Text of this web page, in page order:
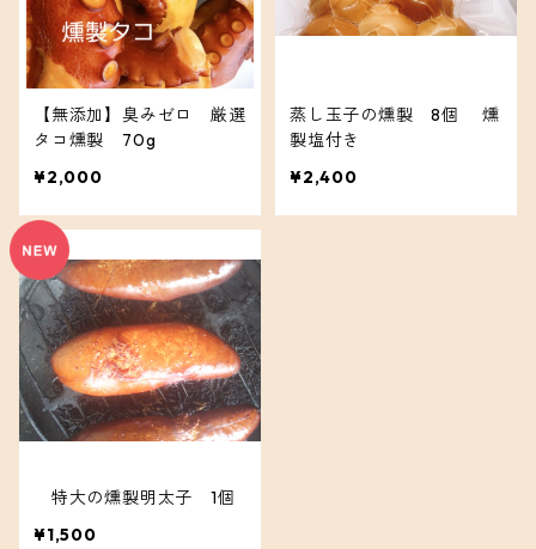
【無添加】臭みゼロ 厳選
タコ燻製 70g
¥2,000
蒸し玉子の燻製 8個 燻
製塩付き
¥2,400
特大の燻製明太子 1個
¥1,500